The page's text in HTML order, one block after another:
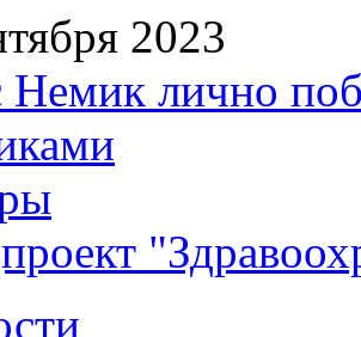
2023
Немик лично